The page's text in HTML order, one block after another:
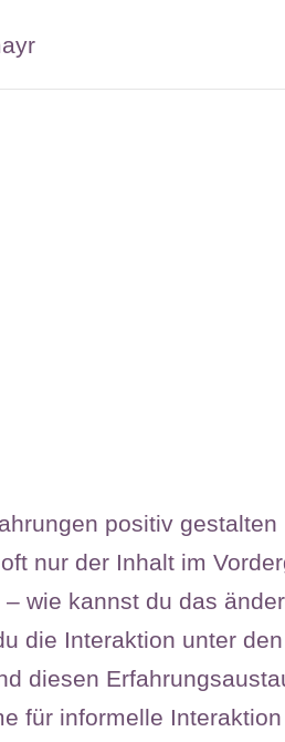
positiv gestalten
nur der Inhalt im
wie kannst du das
die Interaktion unter
diesen
für informelle